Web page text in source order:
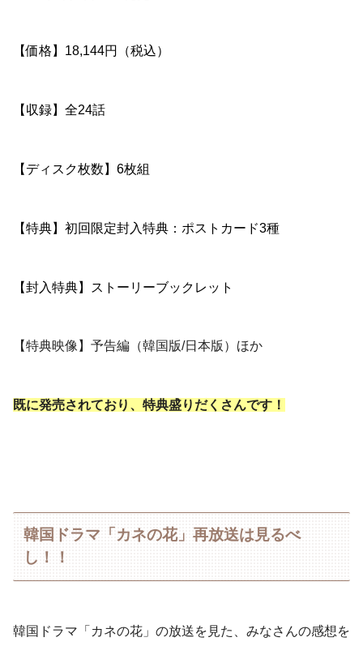
【価格】18,144円（税込）
【収録】全24話
【ディスク枚数】6枚組
【特典】初回限定封入特典：ポストカード3種
【封入特典】ストーリーブックレット
【特典映像】予告編（韓国版/日本版）ほか
既に発売されており、特典盛りだくさんです！
韓国ドラマ「カネの花」再放送は見るべ
し！！
韓国ドラマ「カネの花」の放送を見た、みなさんの感想を